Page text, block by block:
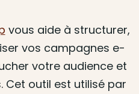
vous aide à structurer,
vos campagnes e-
votre audience et
Cet outil est utilisé par